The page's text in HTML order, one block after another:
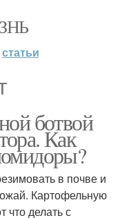
статьи
ботвой
Как
в почве и
Картофельную
что делать с